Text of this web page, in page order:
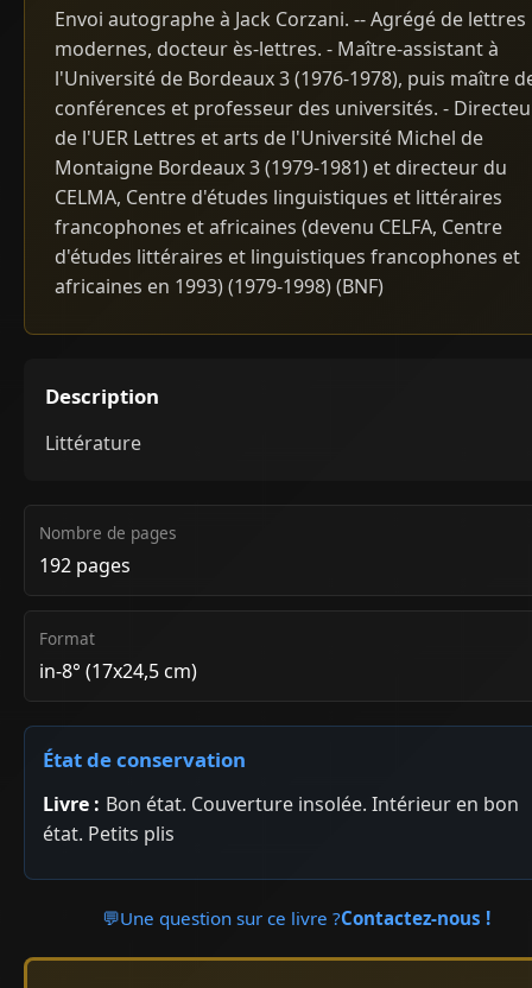
Envoi autographe à Jack Corzani. -- Agrégé de lettres
modernes, docteur ès-lettres. - Maître-assistant à
l'Université de Bordeaux 3 (1976-1978), puis maître
conférences et professeur des universités. -
de l'UER Lettres et arts de l'Université Michel de
Montaigne Bordeaux 3 (1979-1981) et directeur du
CELMA, Centre d'études linguistiques et littéraires
francophones et africaines (devenu CELFA, Centre
d'études littéraires et linguistiques francophones et
africaines en 1993) (1979-1998) (BNF)
Description
Littérature
Nombre de pages
192 pages
Format
in-8° (17x24,5 cm)
État de conservation
Livre : Bon état. Couverture insolée. Intérieur en bon
état. Petits plis
💬Une question sur ce livre ?Contactez-nous !